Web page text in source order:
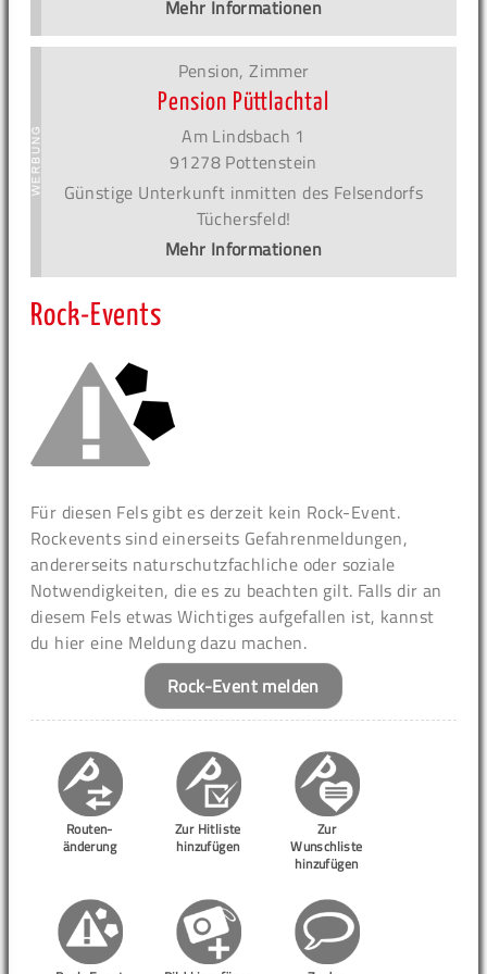
Mehr Informationen
Pension, Zimmer
Pension Püttlachtal
Am Lindsbach 1
91278 Pottenstein
Günstige Unterkunft inmitten des Felsendorfs
Tüchersfeld!
Mehr Informationen
Rock-Events
Für diesen Fels gibt es derzeit kein Rock-Event.
Rockevents sind einerseits Gefahrenmeldungen,
andererseits naturschutzfachliche oder soziale
Notwendigkeiten, die es zu beachten gilt. Falls dir an
diesem Fels etwas Wichtiges aufgefallen ist, kannst
du hier eine Meldung dazu machen.
Rock-Event melden
Routen-
änderung
Zur Hitliste
hinzufügen
Zur
Wunschliste
hinzufügen